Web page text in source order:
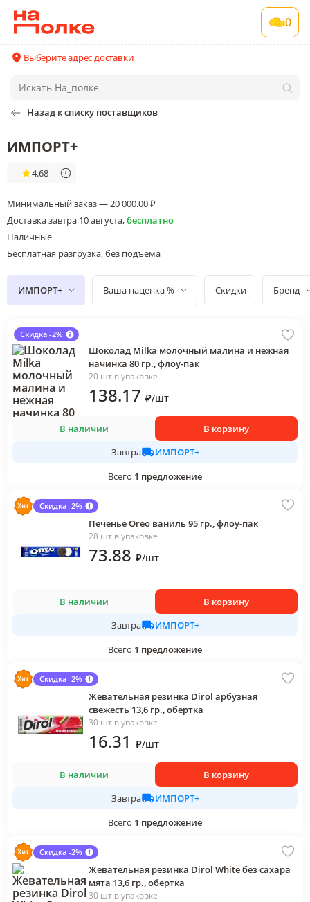
0
Выберите адрес доставки
Назад к списку поставщиков
ИМПОРТ+
4.68
Минимальный заказ — 20 000.00 ₽
Доставказавтра 10 августа,бесплатно
Наличные
Бесплатная разгрузка, без подъема
ИМПОРТ+ Ваша наценка % Скидки Бренд
Скидка -2%
Шоколад Milka молочный малина и нежная
начинка 80 гр., флоу-пак
20 шт в упаковке
138.17 ₽/шт
В наличии
В корзину
Завтра
ИМПОРТ+
Всего 1 предложение
Скидка -2%
Печенье Oreo ваниль 95 гр., флоу-пак
28 шт в упаковке
73.88 ₽/шт
В наличии
В корзину
Завтра
ИМПОРТ+
Всего 1 предложение
Скидка -2%
Жевательная резинка Dirol арбузная
свежесть 13,6 гр., обертка
30 шт в упаковке
16.31 ₽/шт
В наличии
В корзину
Завтра
ИМПОРТ+
Всего 1 предложение
Скидка -2%
Жевательная резинка Dirol White без сахара
мята 13,6 гр., обертка
30 шт в упаковке